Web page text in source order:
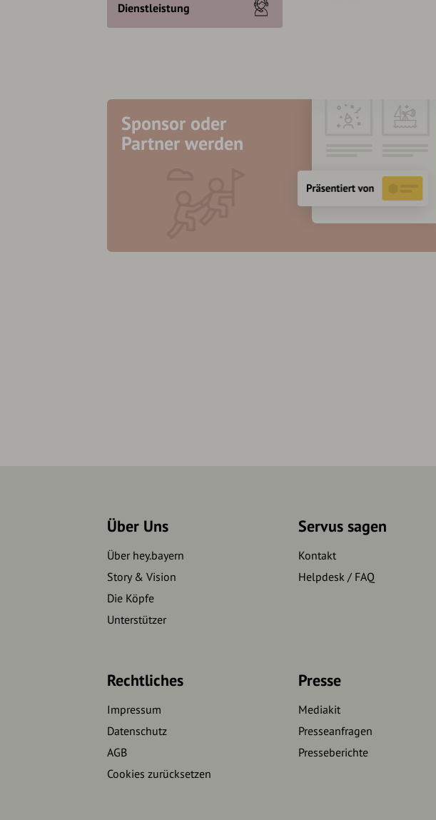
Dienstleistung
Sponsor oder
Partner werden
Über Uns
Über hey.bayern
Story & Vision
Die Köpfe
Unterstützer
Servus sagen
Kontakt
Helpdesk / FAQ
Rechtliches
Impressum
Datenschutz
AGB
Cookies zurücksetzen
Presse
Mediakit
Presseanfragen
Presseberichte